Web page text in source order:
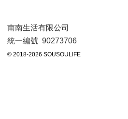
南南生活有限公司
統一編號 90273706
© 2018-2026 SOUSOULIFE